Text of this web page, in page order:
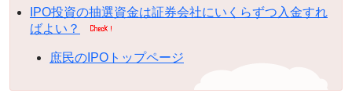
IPO投資の抽選資金は証券会社にいくらずつ入金すれ
ばよい？
庶民のIPOトップページ